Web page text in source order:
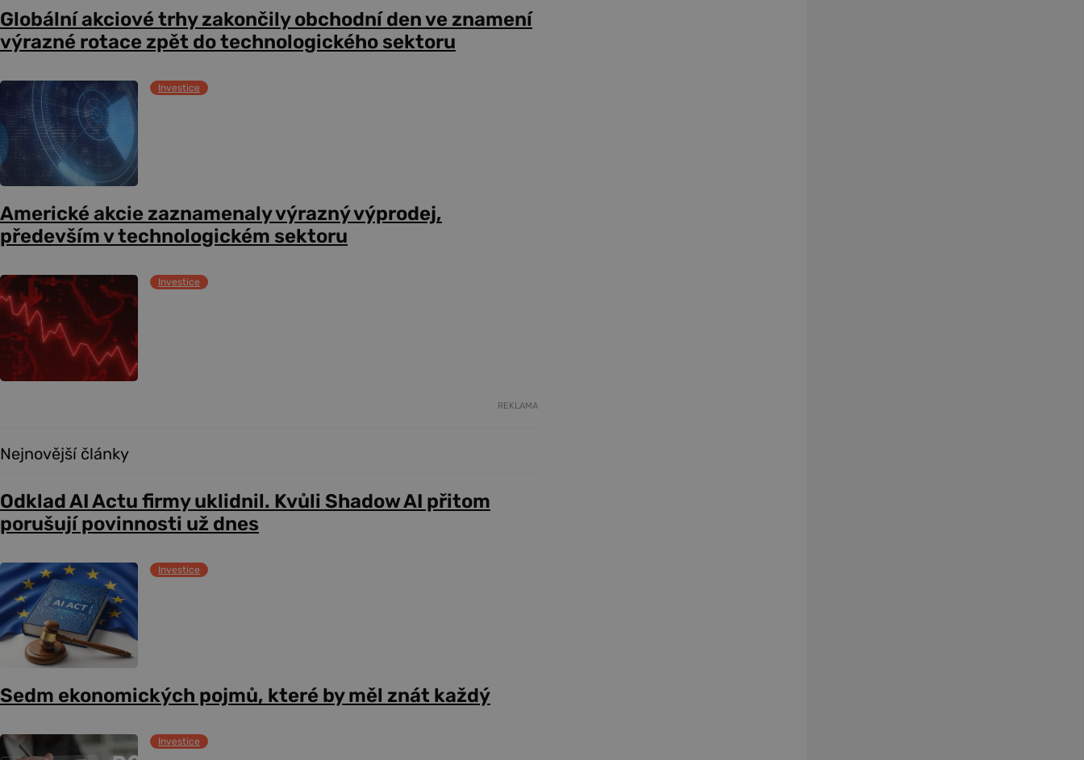
Globální akciové trhy zakončily obchodní den ve znamení
výrazné rotace zpět do technologického sektoru
Investice
Americké akcie zaznamenaly výrazný výprodej,
především v technologickém sektoru
Investice
REKLAMA
Nejnovější články
Odklad AI Actu firmy uklidnil. Kvůli Shadow AI přitom
porušují povinnosti už dnes
Investice
Sedm ekonomických pojmů, které by měl znát každý
Investice